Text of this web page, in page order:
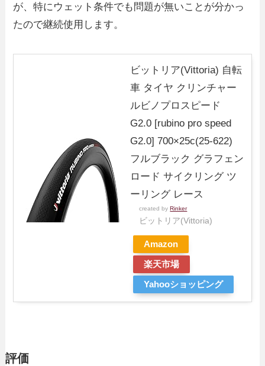
が、特にウェット条件でも問題が無いことが分かっ
たので継続使用します。
ビットリア(Vittoria) 自転
車 タイヤ クリンチャー
ルビノプロスピード
G2.0 [rubino pro speed
G2.0] 700×25c(25-622)
フルブラック グラフェン
ロード サイクリング ツ
ーリング レース
created byRinker
ビットリア(Vittoria)
Amazon
楽天市場
Yahooショッピング
評価